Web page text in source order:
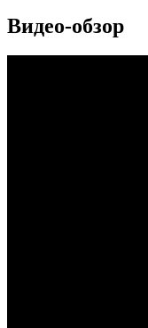
Видео-обзор